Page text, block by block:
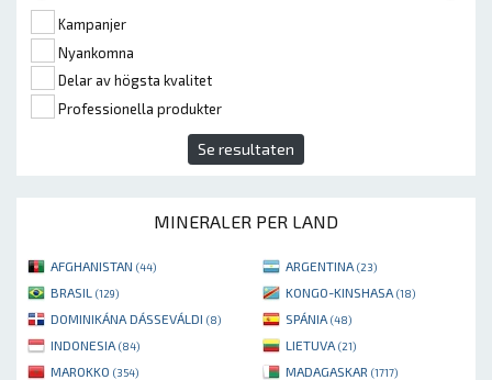
Kampanjer
Nyankomna
Delar av högsta kvalitet
Professionella produkter
Se resultaten
MINERALER PER LAND
AFGHANISTAN (44) ARGENTINA (23)
BRASIL (129) KONGO-KINSHASA (18)
DOMINIKÁNA DÁSSEVÁLDI (8) SPÁNIA (48)
INDONESIA (84) LIETUVA (21)
MAROKKO (354) MADAGASKAR (1717)